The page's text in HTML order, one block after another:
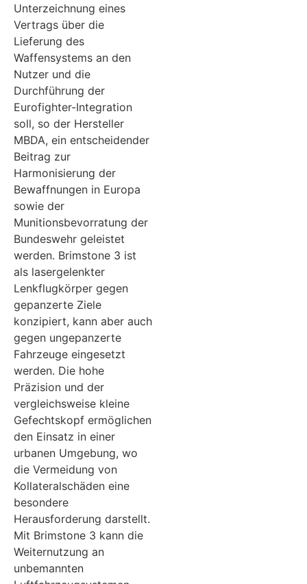
Unterzeichnung eines
Vertrags über die
Lieferung des
Waffensystems an den
Nutzer und die
Durchführung der
Eurofighter-Integration
soll, so der Hersteller
MBDA, ein entscheidender
Beitrag zur
Harmonisierung der
Bewaffnungen in Europa
sowie der
Munitionsbevorratung der
Bundeswehr geleistet
werden. Brimstone 3 ist
als lasergelenkter
Lenkflugkörper gegen
gepanzerte Ziele
konzipiert, kann aber auch
gegen ungepanzerte
Fahrzeuge eingesetzt
werden. Die hohe
Präzision und der
vergleichsweise kleine
Gefechtskopf ermöglichen
den Einsatz in einer
urbanen Umgebung, wo
die Vermeidung von
Kollateralschäden eine
besondere
Herausforderung darstellt.
Mit Brimstone 3 kann die
Weiternutzung an
unbemannten